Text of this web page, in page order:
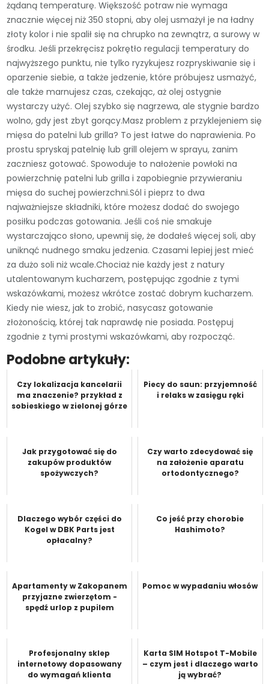
żądaną temperaturę. Większość potraw nie wymaga
znacznie więcej niż 350 stopni, aby olej usmażył je na ładny
złoty kolor i nie spalił się na chrupko na zewnątrz, a surowy w
środku. Jeśli przekręcisz pokrętło regulacji temperatury do
najwyższego punktu, nie tylko ryzykujesz rozpryskiwanie się i
oparzenie siebie, a także jedzenie, które próbujesz usmażyć,
ale także marnujesz czas, czekając, aż olej ostygnie
wystarczy użyć. Olej szybko się nagrzewa, ale stygnie bardzo
wolno, gdy jest zbyt gorący.Masz problem z przyklejeniem się
mięsa do patelni lub grilla? To jest łatwe do naprawienia. Po
prostu spryskaj patelnię lub grill olejem w sprayu, zanim
zaczniesz gotować. Spowoduje to nałożenie powłoki na
powierzchnię patelni lub grilla i zapobiegnie przywieraniu
mięsa do suchej powierzchni.Sól i pieprz to dwa
najważniejsze składniki, które możesz dodać do swojego
posiłku podczas gotowania. Jeśli coś nie smakuje
wystarczająco słono, upewnij się, że dodałeś więcej soli, aby
uniknąć nudnego smaku jedzenia. Czasami lepiej jest mieć
za dużo soli niż wcale.Chociaż nie każdy jest z natury
utalentowanym kucharzem, postępując zgodnie z tymi
wskazówkami, możesz wkrótce zostać dobrym kucharzem.
Kiedy nie wiesz, jak to zrobić, nasycasz gotowanie
złożonością, której tak naprawdę nie posiada. Postępuj
zgodnie z tymi prostymi wskazówkami, aby rozpocząć.
Podobne artykuły:
Czy lokalizacja kancelarii
ma znaczenie? przykład z
sobieskiego w zielonej górze
Piecy do saun: przyjemność
i relaks w zasięgu ręki
Jak przygotować się do
zakupów produktów
spożywczych?
Czy warto zdecydować się
na założenie aparatu
ortodontycznego?
Dlaczego wybór części do
Kogel w DBK Parts jest
opłacalny?
Co jeść przy chorobie
Hashimoto?
Apartamenty w Zakopanem
przyjazne zwierzętom -
spędź urlop z pupilem
Pomoc w wypadaniu włosów
Profesjonalny sklep
internetowy dopasowany
do wymagań klienta
Karta SIM Hotspot T-Mobile
– czym jest i dlaczego warto
ją wybrać?